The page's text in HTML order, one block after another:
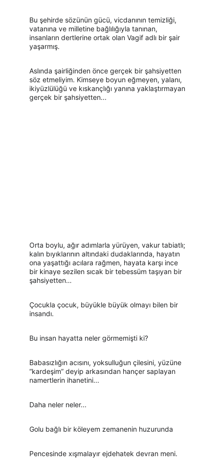
Bu şehirde sözünün gücü, vicdanının temizliği,
vatanına ve milletine bağlılığıyla tanınan,
insanların dertlerine ortak olan Vagif adlı bir şair
yaşarmış.
Aslında şairliğinden önce gerçek bir şahsiyetten
söz etmeliyim. Kimseye boyun eğmeyen, yalanı,
ikiyüzlülüğü ve kıskançlığı yanına yaklaştırmayan
gerçek bir şahsiyetten...
Orta boylu, ağır adımlarla yürüyen, vakur tabiatlı;
kalın bıyıklarının altındaki dudaklarında, hayatın
ona yaşattığı acılara rağmen, hayata karşı ince
bir kinaye sezilen sıcak bir tebessüm taşıyan bir
şahsiyetten…
Çocukla çocuk, büyükle büyük olmayı bilen bir
insandı.
Bu insan hayatta neler görmemişti ki?
Babasızlığın acısını, yoksulluğun çilesini, yüzüne
“kardeşim” deyip arkasından hançer saplayan
namertlerin ihanetini...
Daha neler neler...
Golu bağlı bir köleyem zemanenin huzurunda
Pencesinde xışmalayır ejdehatek devran meni.